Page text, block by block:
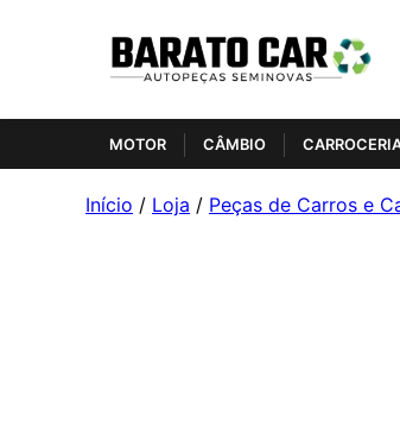
MOTOR CÂMBIO
Início / Loja / Peças de Carros e